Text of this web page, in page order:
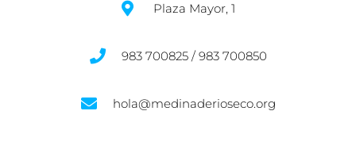
Plaza Mayor, 1
983 700825 / 983 700850
hola@medinaderioseco.org